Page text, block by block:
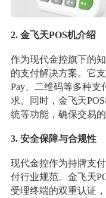
2. 金飞天POS机介绍
作为现代金控旗下的
的支付解决方案。它
Pay、二维码等多种
求。同时，金飞天
统等功能，确保交易
3. 安全保障与合规性
现代金控作为持牌支
付行业规范。金飞天
受理终端的双重认证